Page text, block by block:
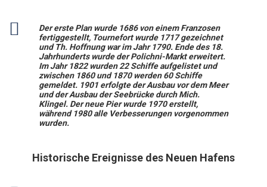
Der erste Plan wurde 1686 von einem Franzosen
fertiggestellt, Tournefort wurde 1717 gezeichnet
und Th. Hoffnung war im Jahr 1790. Ende des 18.
Jahrhunderts wurde der Polichni-Markt erweitert.
Im Jahr 1822 wurden 22 Schiffe aufgelistet und
zwischen 1860 und 1870 werden 60 Schiffe
gemeldet. 1901 erfolgte der Ausbau vor dem Meer
und der Ausbau der Seebrücke durch Mich.
Klingel. Der neue Pier wurde 1970 erstellt,
während 1980 alle Verbesserungen vorgenommen
wurden.
Historische Ereignisse des Neuen Hafens